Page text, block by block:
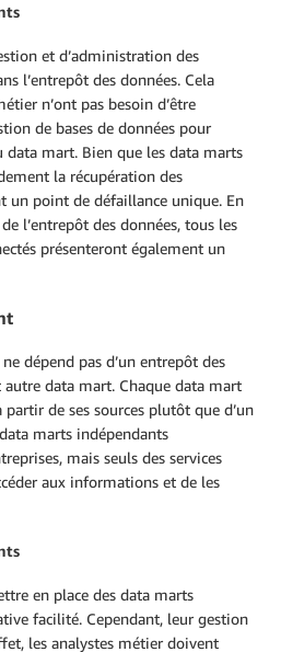
et d’administration des
l’entrepôt des données. Cela
n’ont pas besoin d’être
de bases de données pour
mart. Bien que les data marts
la récupération des
un point de défaillance unique. En
l’entrepôt des données, tous les
présenteront également un
dépend pas d’un entrepôt des
data mart. Chaque data mart
de ses sources plutôt que d’un
marts indépendants
mais seuls des services
aux informations et de les
en place des data marts
facilité. Cependant, leur gestion
les analystes métier doivent